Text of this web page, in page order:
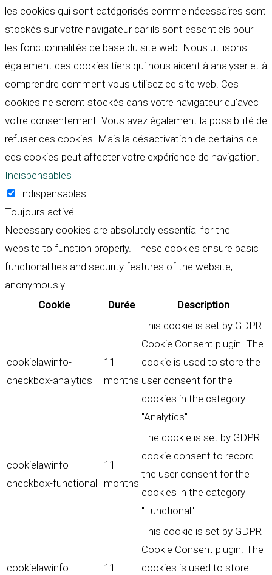
les cookies qui sont catégorisés comme nécessaires sont
stockés sur votre navigateur car ils sont essentiels pour
les fonctionnalités de base du site web. Nous utilisons
également des cookies tiers qui nous aident à analyser et à
comprendre comment vous utilisez ce site web. Ces
cookies ne seront stockés dans votre navigateur qu'avec
votre consentement. Vous avez également la possibilité de
refuser ces cookies. Mais la désactivation de certains de
ces cookies peut affecter votre expérience de navigation.
Indispensables
Indispensables
Toujours activé
Necessary cookies are absolutely essential for the
website to function properly. These cookies ensure basic
functionalities and security features of the website,
anonymously.
Cookie
Durée Description
cookielawinfo-
checkbox-analytics
11
months
This cookie is set by GDPR
Cookie Consent plugin. The
cookie is used to store the
user consent for the
cookies in the category
"Analytics".
cookielawinfo-
checkbox-functional
11
months
The cookie is set by GDPR
cookie consent to record
the user consent for the
cookies in the category
"Functional".
cookielawinfo-
11
This cookie is set by GDPR
Cookie Consent plugin. The
cookies is used to store